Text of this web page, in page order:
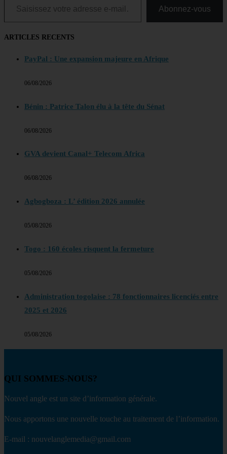
Abonnez-vous
ARTICLES RECENTS
PayPal : Une expansion majeure en Afrique
06/08/2026
Bénin : Patrice Talon élu à la tête du Sénat
06/08/2026
GVA devient Canal+ Telecom Africa
06/08/2026
Agbogboza : L’ édition 2026 annulée
05/08/2026
Togo : 160 écoles risquent la fermeture
05/08/2026
Administration togolaise : 78 fonctionnaires licenciés entre
2025 et 2026
05/08/2026
QUI SOMMES-NOUS?
Nouvel angle est un site d’information générale.
Nous apportons une nouvelle touche au traitement de l’information.
E-mail : nouvelanglemedia@gmail.com